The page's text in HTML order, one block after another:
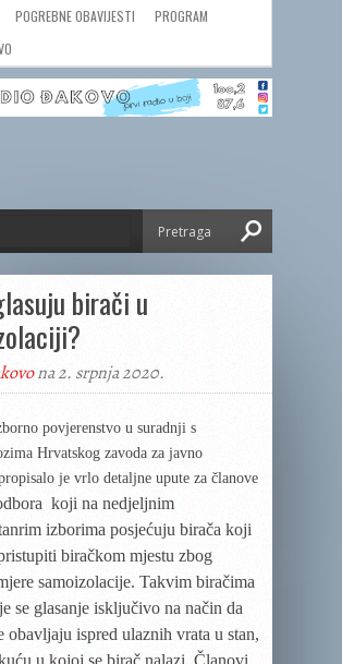
POGREBNE OBAVIJESTI
PROGRAM
birači u
na 2. srpnja 2020.
povjerenstvo u suradnji s
Hrvatskog zavoda za javno
je vrlo detaljne upute za članove
koji na nedjeljnim
izborima posjećuju birača koji
biračkom mjestu zbog
samoizolacije. Takvim biračima
se glasanje isključivo na način da
obavljaju ispred ulaznih vrata u stan,
u kojoj se birač nalazi. Članovi